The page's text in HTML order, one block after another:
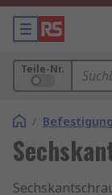
Teile-Nr.
/